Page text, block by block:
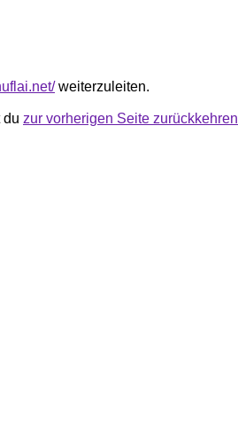
weiterzuleiten.
du zur vorherigen Seite zurückkehren